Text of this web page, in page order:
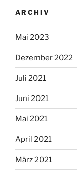
ARCHIV
Mai 2023
Dezember 2022
Juli 2021
Juni 2021
Mai 2021
April 2021
März 2021